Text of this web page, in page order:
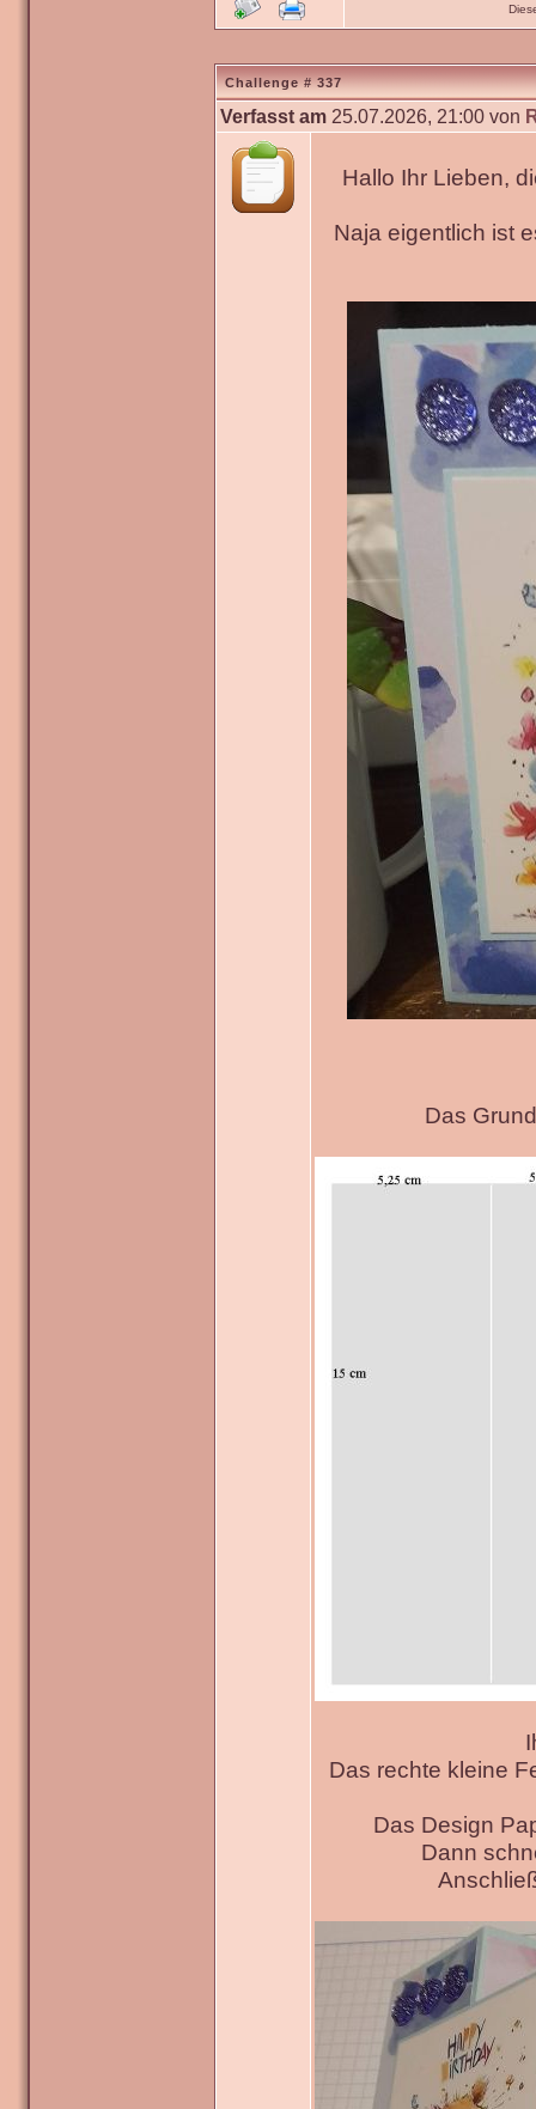
Challenge # 337
Verfasst am 25.07.2026, 21:00 von
Hallo Ihr Lieben,
Naja eigentlich ist
Das
Das rechte kleine
Das Design
Dann